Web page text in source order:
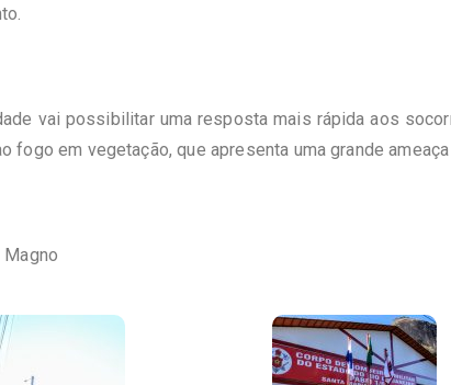
vai possibilitar uma resposta mais rápida aos
fogo em vegetação, que apresenta uma grande